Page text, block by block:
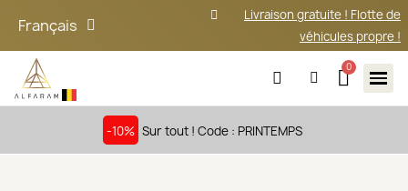
Français
Livraison gratuite ! Flotte de
véhicules propre !
-10% Sur tout ! Code : PRINTEMPS